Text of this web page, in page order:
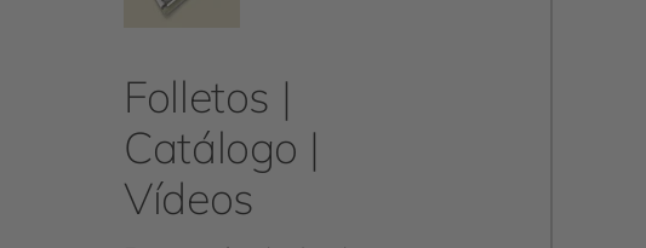
Folletos |
Catálogo |
Vídeos